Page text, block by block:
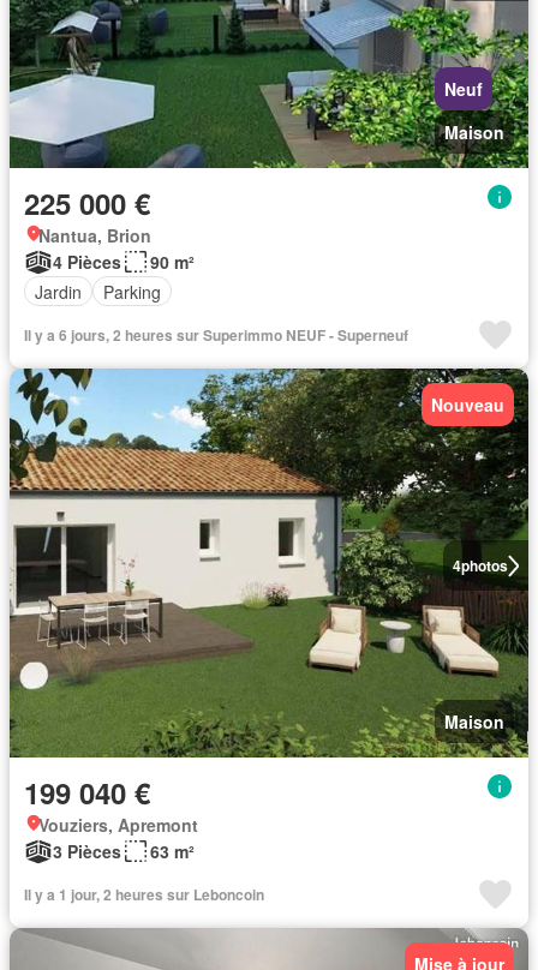
Neuf
Maison
225 000 €
Nantua, Brion
4 Pièces
90 m²
Jardin
Parking
Il y a 6 jours, 2 heures sur Superimmo NEUF - Superneuf
4photos
Nouveau
Maison
199 040 €
Vouziers, Apremont
3 Pièces
63 m²
Il y a 1 jour, 2 heures sur Leboncoin
Mise à jour